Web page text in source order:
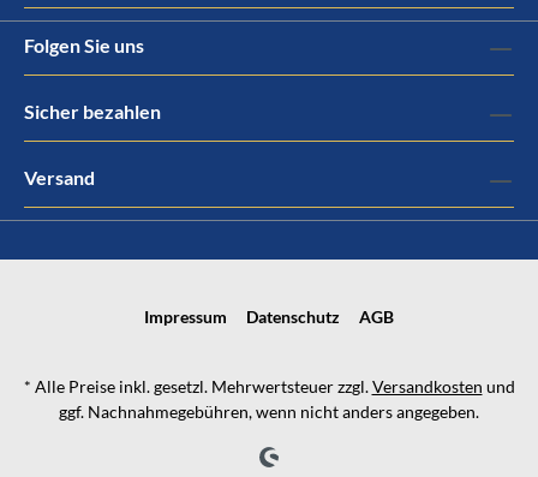
Folgen Sie uns
Sicher bezahlen
Versand
Impressum Datenschutz AGB
* Alle Preise inkl. gesetzl. Mehrwertsteuer zzgl.Versandkosten und
ggf. Nachnahmegebühren, wenn nicht anders angegeben.